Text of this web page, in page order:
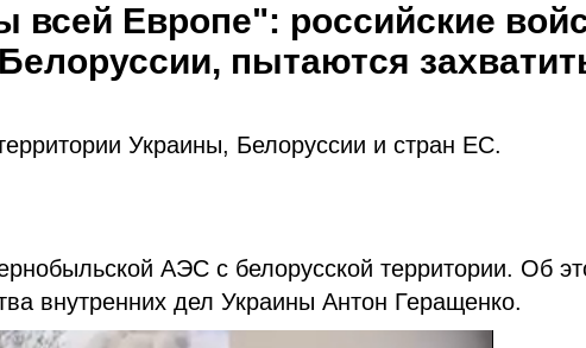
Европе": российские
пытаются
Украины, Белоруссии и стран ЕС.
АЭС с белорусской территории. Об
внутренних дел Украины Антон Геращенко.